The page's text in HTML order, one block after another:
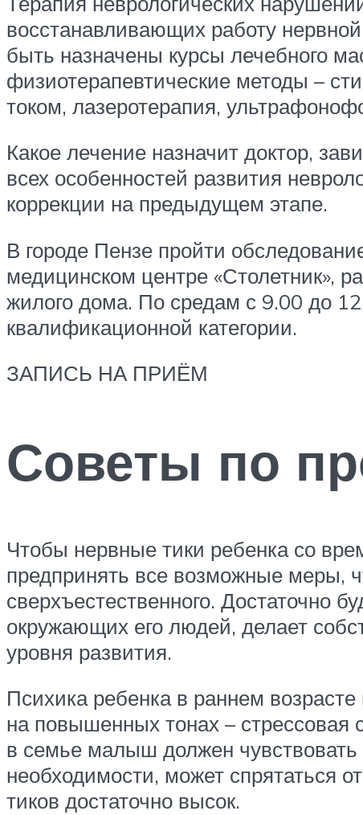
восстанавливающих работу
быть назначены курсы лечебного
физиотерапевтические методы –
током, лазеротерапия,
Какое лечение назначит доктор,
всех особенностей развития
коррекции на предыдущем этапе.
В городе Пензе пройти
медицинском центре «Столетник»,
жилого дома. По средам с 9.00 до
квалификационной категории.
ЗАПИСЬ НА ПРИЁМ
Советы по
Чтобы нервные тики ребенка со
предпринять все возможные меры,
сверхъестественного. Достаточно
окружающих его людей, делает
уровня развития.
Психика ребенка в раннем
на повышенных тонах – стрессовая
в семье малыш должен чувствовать
необходимости, может спрятаться
тиков достаточно высок.